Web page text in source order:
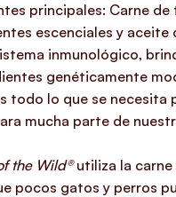
principales: Carne
escenciales y aceite
inmunológico,
genéticamente
todo lo que se necesita
mucha parte de
the Wild®utiliza la
pocos gatos y perros